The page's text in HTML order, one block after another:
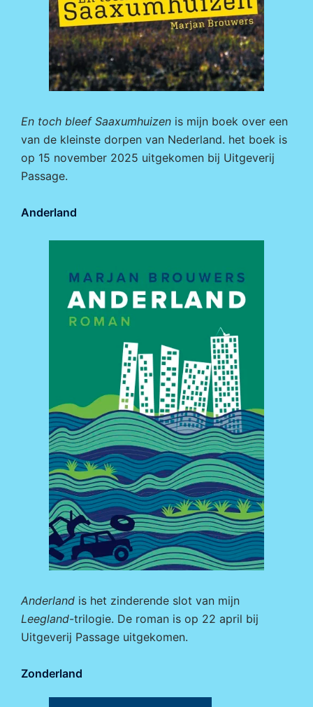
En toch bleef Saaxumhuizen is mijn boek over een
van de kleinste dorpen van Nederland. het boek is
op 15 november 2025 uitgekomen bij Uitgeverij
Passage.
Anderland
Anderland is het zinderende slot van mijn
Leegland-trilogie. De roman is op 22 april bij
Uitgeverij Passage uitgekomen.
Zonderland